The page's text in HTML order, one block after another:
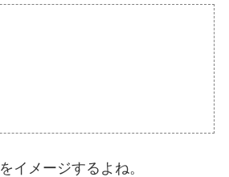
をイメージするよね。